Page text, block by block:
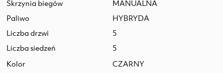
Skrzynia biegów
MANUALNA
Paliwo
HYBRYDA
Liczba drzwi
5
Liczba siedzeń
5
Kolor
CZARNY